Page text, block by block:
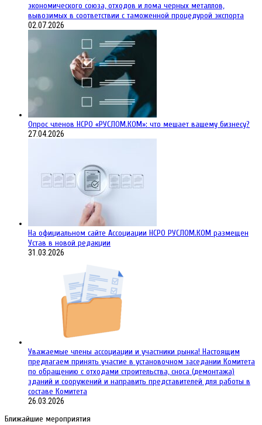
экономического союза, отходов и лома черных металлов,
вывозимых в соответствии с таможенной процедурой экспорта
02.07.2026
Опрос членов НСРО «РУСЛОМ.КОМ»: что мешает вашему бизнесу?
27.04.2026
На официальном сайте Ассоциации НСРО РУСЛОМ.КОM размещен
Устав в новой редакции
31.03.2026
Уважаемые члены ассоциации и участники рынка! Настоящим
предлагаем принять участие в установочном заседании Комитета
по обращению с отходами строительства, сноса (демонтажа)
зданий и сооружений и направить представителей для работы в
составе Комитета
26.03.2026
Ближайшие мероприятия